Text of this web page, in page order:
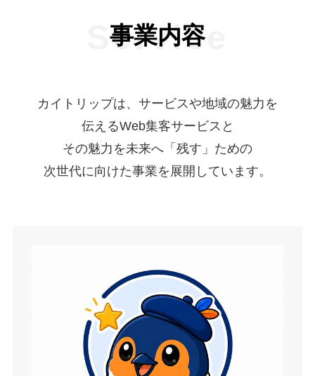
事業内容
カイトリップは、サービスや地域の魅力を
伝えるWeb集客サービスと
その魅力を未来へ「残す」ための
次世代に向けた事業を展開しています。